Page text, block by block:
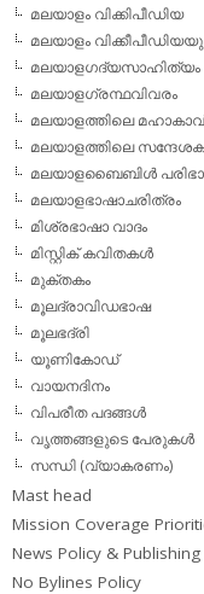
മലയാളം വിക്കിപീഡിയ
മലയാളം
മലയാളഗദ്യസാഹിത്യം
മലയാളഗ്രന്ഥവിവരം
മലയാളത്തിലെ
മലയാളത്തിലെ
മലയാളബൈബിള്‍
മലയാളഭാഷാചരിത്രം
മിശ്രഭാഷാ വാദം
മിസ്റ്റിക് കവിതകള്‍
മുക്തകം
മൂലദ്രാവിഡഭാഷ
മൂലഭദ്രി
യൂണികോഡ്
വായനദിനം
വിപരീത പദങ്ങള്‍
വൃത്തങ്ങളുടെ പേരുകള്‍
സന്ധി (വ്യാകരണം)
Mast head
Mission Coverage
News Policy & Publishing
No Bylines Policy